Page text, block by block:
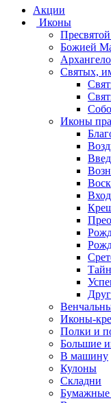
Акции
Иконы
Божией
Святых,
Иконы
Иконы-
Полки и
Большие
В машину
Кулоны
Складни